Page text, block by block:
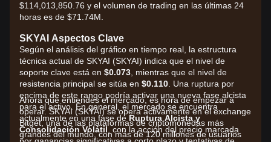
$114,013,850.76 y el volumen de trading en las últimas 24
horas es de $71.74M.
SKYAI Aspectos Clave
Según el análisis del gráfico en tiempo real, la estructura
técnica actual de SKYAI (SKYAI) indica que el nivel de
soporte clave está en $0.073 , mientras que el nivel de
resistencia principal se sitúa en $0.110 . Una ruptura por
encima de este rango podría activar una nueva fase alcista
para el activo. En general, el mercado se encuentra
actualmente en una fase de Ruptura Alcista y
Consolidación Volátil , con la acción del precio marcada
Ahora que entiendes el mercado, es hora de empezar a
operar. SKYAI (SKYAI) se opera activamente en el exchange
Bitget, una de las plataformas de criptomonedas más
grandes del mundo, con más de 120 millones de usuarios